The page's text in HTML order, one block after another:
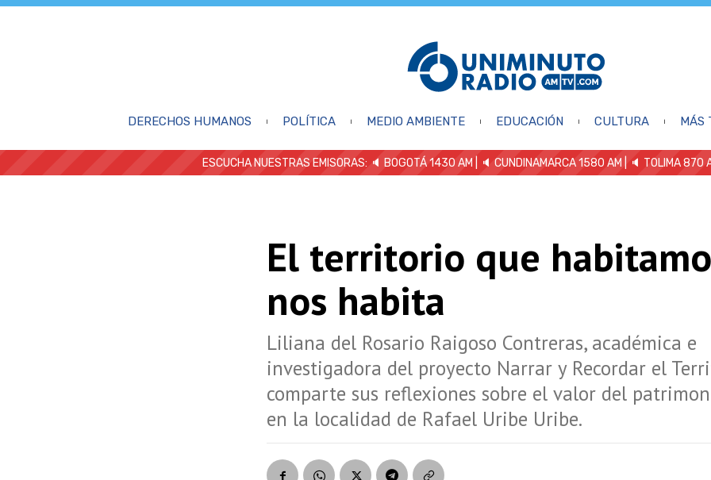
DERECHOS HUMANOS POLÍTICA MEDIO AMBIENTE EDUCACIÓN CULTURA MÁS
ESCUCHA NUESTRAS EMISORAS: 🔈 BOGOTÁ 1430 AM | 🔈 CUNDINAMARCA 1580 AM | 🔈 TOLIMA 870
El territorio que
nos habita
Liliana del Rosario Raigoso Contreras, académica e
investigadora del proyecto Narrar y Recordar el
comparte sus reflexiones sobre el valor del
en la localidad de Rafael Uribe Uribe.